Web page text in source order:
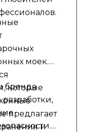
моек.
которые
предлагает
и
бренда